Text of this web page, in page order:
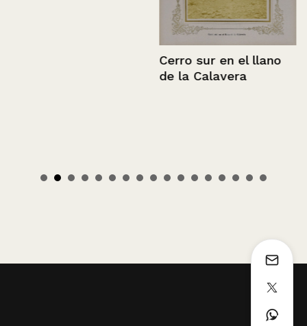
Cerro sur en el llano
de la Calavera